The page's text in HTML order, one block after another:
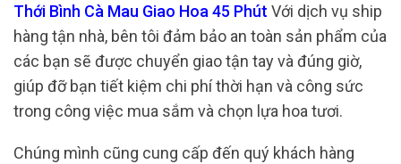
Thới Bình Cà Mau Giao Hoa 45 Phút Với dịch vụ ship
hàng tận nhà, bên tôi đảm bảo an toàn sản phẩm của
các bạn sẽ được chuyển giao tận tay và đúng giờ,
giúp đỡ bạn tiết kiệm chi phí thời hạn và công sức
trong công việc mua sắm và chọn lựa hoa tươi.
Chúng mình cũng cung cấp đến quý khách hàng